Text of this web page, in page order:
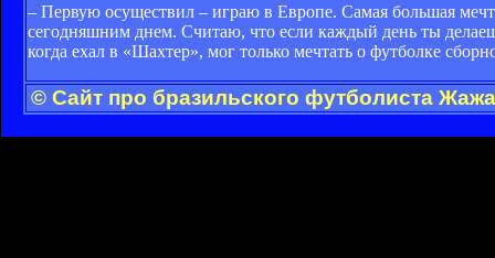
– Первую осуществил – играю в Европе. Самая большая
сегодняшним днем. Считаю, что если каждый день ты
когда ехал в «Шахтер», мог только мечтать о футболке
© Сайт про бразильского футболиста